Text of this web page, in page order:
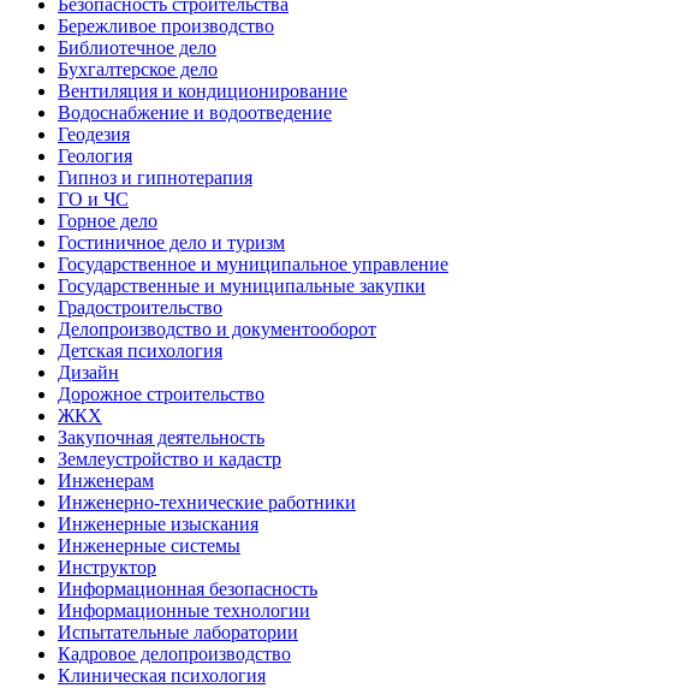
Безопасность строительства
Бережливое производство
Библиотечное дело
Бухгалтерское дело
Вентиляция и кондиционирование
Водоснабжение и водоотведение
Геодезия
Геология
Гипноз и гипнотерапия
ГО и ЧС
Горное дело
Гостиничное дело и туризм
Государственное и муниципальное управление
Государственные и муниципальные закупки
Градостроительство
Делопроизводство и документооборот
Детская психология
Дизайн
Дорожное строительство
ЖКХ
Закупочная деятельность
Землеустройство и кадастр
Инженерам
Инженерно-технические работники
Инженерные изыскания
Инженерные системы
Инструктор
Информационная безопасность
Информационные технологии
Испытательные лаборатории
Кадровое делопроизводство
Клиническая психология